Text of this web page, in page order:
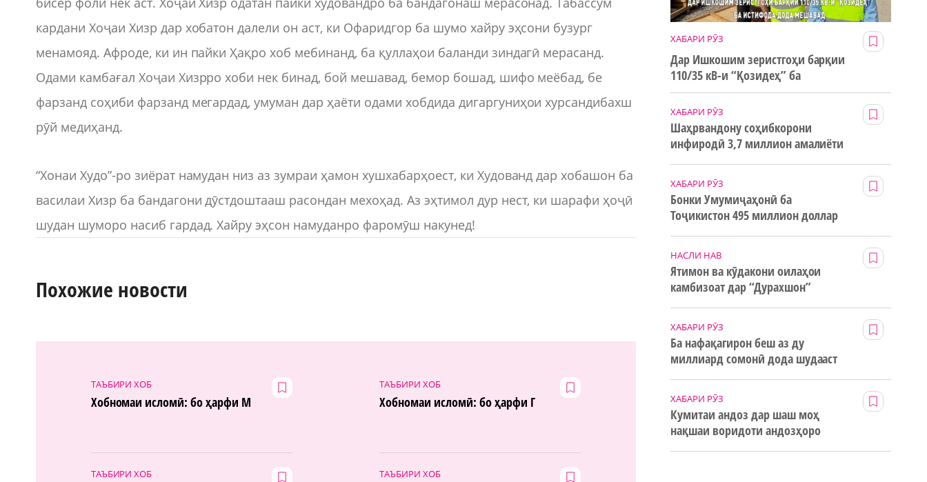
кардани Хоҷаи Хизр дар хобатон далели он аст, ки Офаридгор ба шумо хайру эҳсони бузург
менамояд. Афроде, ки ин пайки Ҳақро хоб мебинанд, ба қуллаҳои баланди зиндагӣ мерасанд.
Одами камбағал Хоҷаи Хизрро хоби нек бинад, бой мешавад, бемор бошад, шифо меёбад, бе
фарзанд соҳиби фарзанд мегардад, умуман дар ҳаёти одами хобдида дигаргуниҳои хурсандибахш
рӯй медиҳанд.
“Хонаи Худо”-ро зиёрат намудан низ аз зумраи ҳамон хушхабарҳоест, ки Худованд дар хобашон ба
василаи Хизр ба бандагони дӯстдоштааш расондан мехоҳад. Аз эҳтимол дур нест, ки шарафи ҳоҷӣ
шудан шуморо насиб гардад. Хайру эҳсон намуданро фаромӯш накунед!
Похожие новости
ТАЪБИРИ ХОБ
Хобномаи исломӣ: бо ҳарфи М
ТАЪБИРИ ХОБ
Хобномаи исломӣ: бо ҳарфи Г
ТАЪБИРИ ХОБ ТАЪБИРИ ХОБ
ХАБАРИ РӮЗ
Дар Ишкошим зеристгоҳи барқии
110/35 кВ-и “Қозидеҳ” ба
истифода дода мешавад
ХАБАРИ РӮЗ
Шаҳрвандону соҳибкорони
инфиродӣ 3,7 миллион амалиёти
ХАБАРИ РӮЗ
Бонки Умумиҷаҳонӣ ба
Тоҷикистон 495 миллион доллар
НАСЛИ НАВ
Ятимон ва кӯдакони оилаҳои
камбизоат дар “Дурахшон”
ХАБАРИ РӮЗ
Ба нафақагирон беш аз ду
миллиард сомонӣ дода шудааст
ХАБАРИ РӮЗ
Кумитаи андоз дар шаш моҳ
нақшаи воридоти андозҳоро